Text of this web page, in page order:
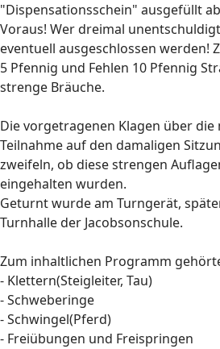
"Dispensationsschein" ausgefüllt
Voraus! Wer dreimal
eventuell ausgeschlossen werden!
5 Pfennig und Fehlen 10 Pfennig
strenge Bräuche.
Die vorgetragenen Klagen über
Teilnahme auf den damaligen
zweifeln, ob diese strengen
eingehalten wurden.
Geturnt wurde am Turngerät,
Turnhalle der Jacobsonschule.
Zum inhaltlichen Programm
- Klettern(Steigleiter, Tau)
- Schweberinge
- Schwingel(Pferd)
- Freiübungen und Freispringen